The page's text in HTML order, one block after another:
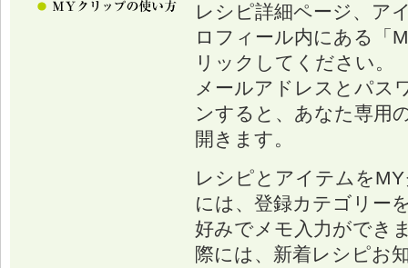
レシピ詳細ページ、ア
ロフィール内にある「
リックしてください。
メールアドレスとパス
ンすると、あなた専用
開きます。
レシピとアイテムを
には、登録カテゴリー
好みでメモ入力ができ
際には、新着レシピお